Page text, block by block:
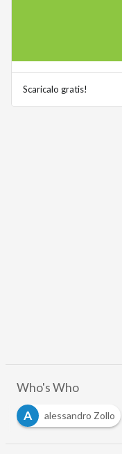
Scaricalo gratis!
Who's Who
A
alessandro Zollo